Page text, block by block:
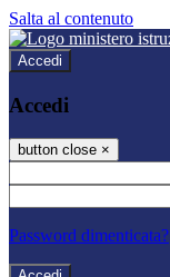
Salta al contenuto
Accedi
Accedi
button close ×
Password dimenticata?